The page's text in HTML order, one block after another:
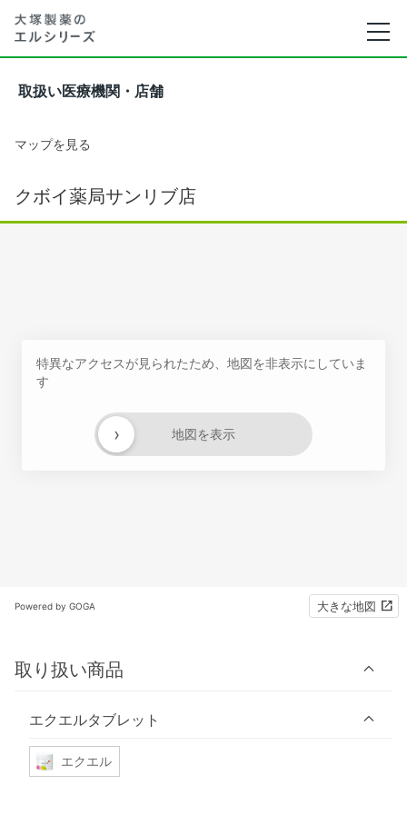
取扱い医療機関・店舗
マップを見る
クボイ薬局サンリブ店
特異なアクセスが見られたため、地図を非表示にしていま
す
地図を表示
›
Powered by GOGA 大きな地図
取り扱い商品
エクエルタブレット
エクエル